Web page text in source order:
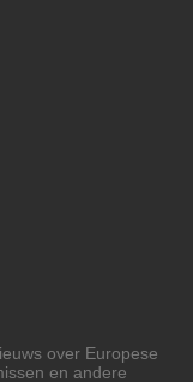
over Europese
en andere